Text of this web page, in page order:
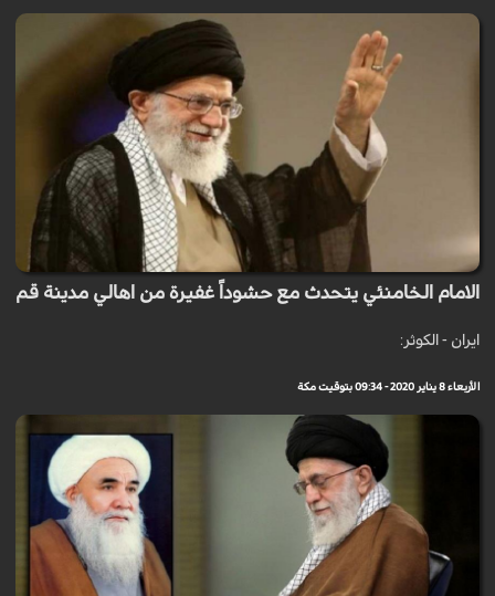
الامام الخامنئي يتحدث مع حشوداً غفيرة من اهالي مدينة قم
ايران - الكوثر:
الأربعاء 8 يناير 2020 - 09:34 بتوقيت مكة